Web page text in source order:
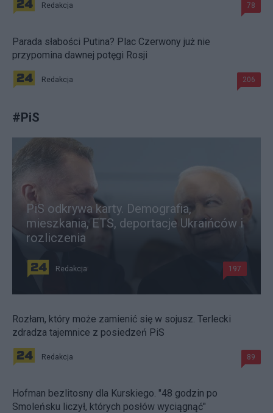
Redakcja 78
Parada słabości Putina? Plac Czerwony już nie
przypomina dawnej potęgi Rosji
Redakcja 206
#PiS
PiS odkrywa karty. Demografia,
mieszkania, ETS, deportacje Ukraińców i
rozliczenia
Redakcja 197
Rozłam, który może zamienić się w sojusz. Terlecki
zdradza tajemnice z posiedzeń PiS
Redakcja 89
Hofman bezlitosny dla Kurskiego. "48 godzin po
Smoleńsku liczył, których posłów wyciągnąć"